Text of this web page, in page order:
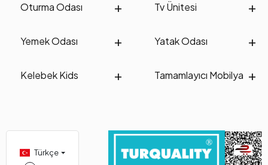
Oturma Odası Tv Ünitesi
Yemek Odası Yatak Odası
Kelebek Kids Tamamlayıcı Mobilya
Türkçe